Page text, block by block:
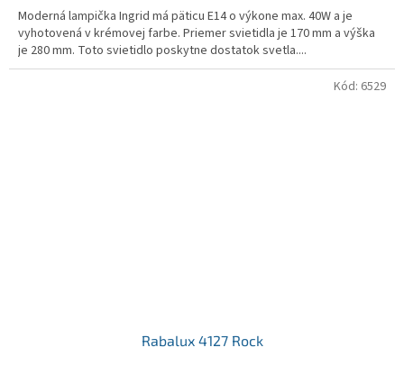
Moderná lampička Ingrid má päticu E14 o výkone max. 40W a je
vyhotovená v krémovej farbe. Priemer svietidla je 170 mm a výška
je 280 mm. Toto svietidlo poskytne dostatok svetla....
Rabalux 4127 Rock
Kód: 6529